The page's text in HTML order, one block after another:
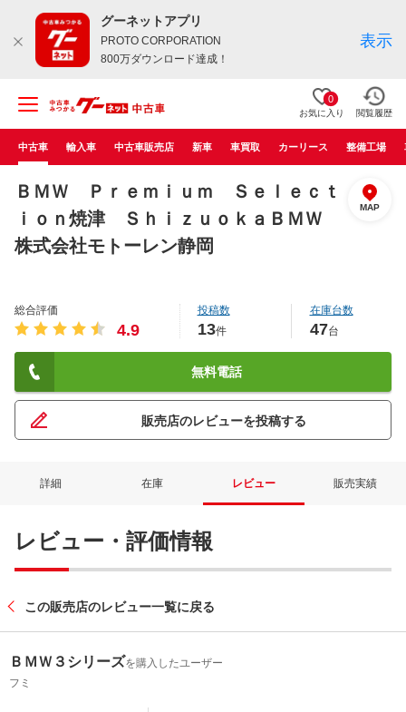
グーネットアプリ
PROTO CORPORATION
800万ダウンロード達成！
表示
0
お気に入り 閲覧履歴
中古車 輸入車 中古車販売店 新車 車買取 カーリース 整備工場
ＢＭＷ Ｐｒｅｍｉｕｍ Ｓｅｌｅｃｔ
ｉｏｎ焼津 ＳｈｉｚｕｏｋａＢＭＷ
株式会社モトーレン静岡
MAP
総合評価
4.9
投稿数
13件
在庫台数
47台
無料電話
販売店のレビューを投稿する
詳細 在庫 レビュー 販売実績
レビュー・評価情報
この販売店のレビュー一覧に戻る
ＢＭＷ３シリーズを購入したユーザー
フミ